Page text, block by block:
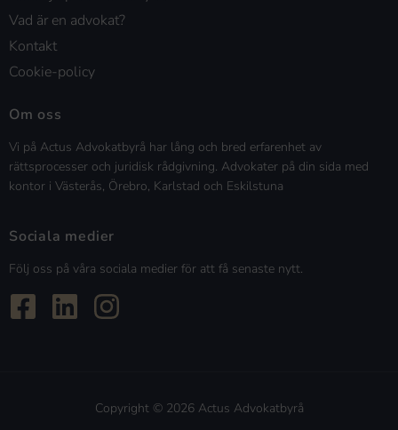
Vad är en advokat?
Kontakt
Cookie-policy
Om oss
Vi på Actus Advokatbyrå har lång och bred erfarenhet av
rättsprocesser och juridisk rådgivning. Advokater på din sida med
kontor i Västerås, Örebro, Karlstad och Eskilstuna
Sociala medier
Följ oss på våra sociala medier för att få senaste nytt.
Copyright © 2026 Actus Advokatbyrå